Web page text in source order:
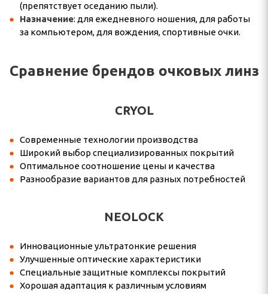
(препятствует оседанию пыли).
Назначение: для ежедневного ношения, для работы
за компьютером, для вождения, спортивные очки.
Сравнение брендов очковых линз
CRYOL
Современные технологии производства
Широкий выбор специализированных покрытий
Оптимальное соотношение цены и качества
Разнообразие вариантов для разных потребностей
NEOLOCK
Инновационные ультратонкие решения
Улучшенные оптические характеристики
Специальные защитные комплексы покрытий
Хорошая адаптация к различным условиям